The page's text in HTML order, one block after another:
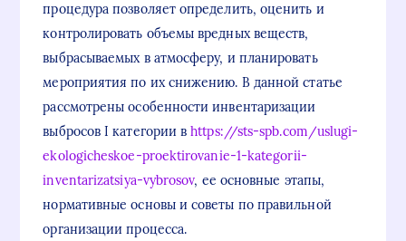
процедура позволяет определить, оценить и
контролировать объемы вредных веществ,
выбрасываемых в атмосферу, и планировать
мероприятия по их снижению. В данной статье
рассмотрены особенности инвентаризации
выбросов I категории вhttps://sts-spb.com/uslugi-
ekologicheskoe-proektirovanie-1-kategorii-
inventarizatsiya-vybrosov, ее основные этапы,
нормативные основы и советы по правильной
организации процесса.